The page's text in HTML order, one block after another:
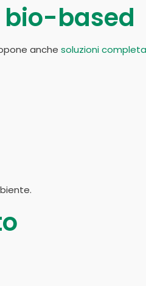
based
anche soluzioni